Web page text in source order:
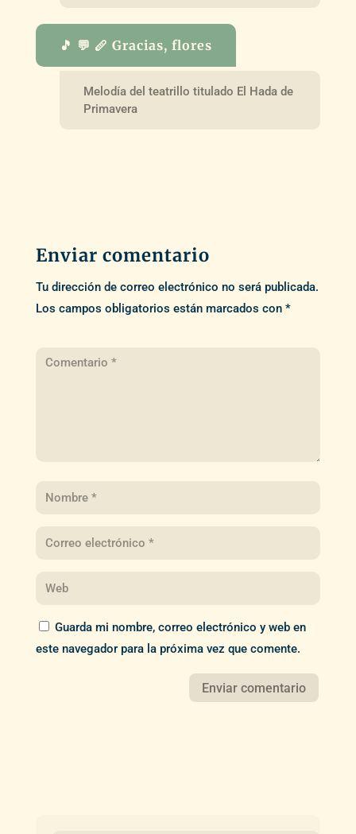
🎵 💬 🪈 Gracias, flores
Melodía del teatrillo titulado El Hada de
Primavera
Enviar comentario
Tu dirección de correo electrónico no será publicada.
Los campos obligatorios están marcados con *
Guarda mi nombre, correo electrónico y web en
este navegador para la próxima vez que comente.